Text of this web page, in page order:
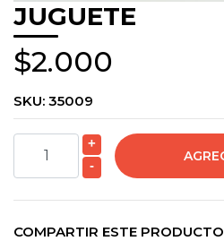
JUGUETE
$2.000
SKU: 35009
+
-
COMPARTIR ESTE PRODUCTO